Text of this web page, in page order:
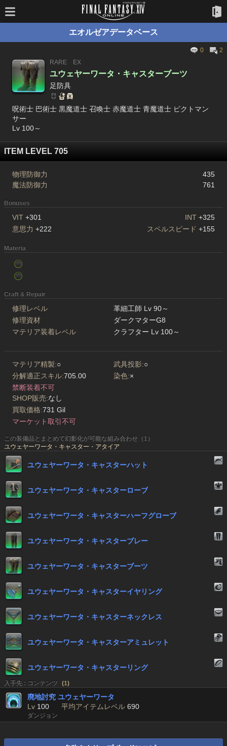
エオルゼアデータベース
0
2
RARE
EX
ユウェヤーワータ・キャスターブーツ
足防具
呪術士 巴術士 黒魔道士 召喚士 赤魔道士 青魔道士 ピクトマン
サー
Lv 100～
ITEM LEVEL 705
物理防御力
435
魔法防御力
761
Bonuses
VIT +301 INT +325
意思力 +222 スペルスピード +155
Materia
Craft & Repair
修理レベル
革細工師 Lv 90～
修理資材
ダークマターG8
マテリア装着レベル
クラフター Lv 100～
マテリア精製:○ 武具投影:○
分解適正スキル:705.00 染色:×
禁断装着不可
SHOP販売:なし
買取価格:731 Gil
マーケット取引不可
この装備品とまとめて幻影化が可能な組み合わせ（1）
ユウェヤーワータ・キャスター・アタイア
ユウェヤーワータ・キャスターハット
ユウェヤーワータ・キャスターローブ
ユウェヤーワータ・キャスターハーフグローブ
ユウェヤーワータ・キャスターブレー
ユウェヤーワータ・キャスターブーツ
ユウェヤーワータ・キャスターイヤリング
ユウェヤーワータ・キャスターネックレス
ユウェヤーワータ・キャスターアミュレット
ユウェヤーワータ・キャスターリング
入手先 : コンテンツ (1)
廃地討究 ユウェヤーワータ
Lv 100 平均アイテムレベル 690
ダンジョン